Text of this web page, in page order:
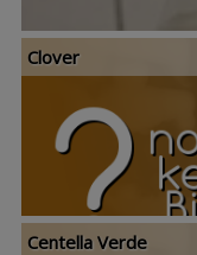
Clover
Centella Verde